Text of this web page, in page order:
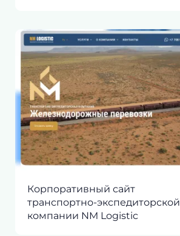
Корпоративный сайт
транспортно-экспедиторской
компании NM Logistic